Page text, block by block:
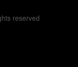
reserved